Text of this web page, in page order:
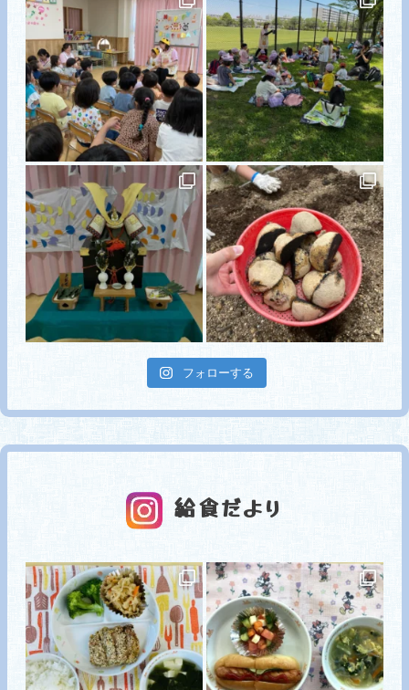
フォローする
給食だより